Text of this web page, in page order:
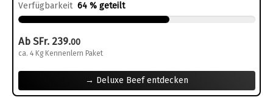
Verfügbarkeit 64 % geteilt
Ab SFr. 239.00
ca. 4 Kg Kennenlern Paket
→ Deluxe Beef entdecken